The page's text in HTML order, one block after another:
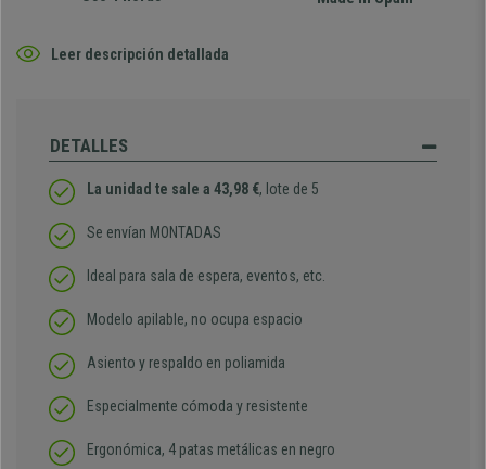
Leer descripción detallada
DETALLES
La unidad te sale a 43,98 €, lote de 5
Se envían MONTADAS
Ideal para sala de espera, eventos, etc.
Modelo apilable, no ocupa espacio
Asiento y respaldo en poliamida
Especialmente cómoda y resistente
Ergonómica, 4 patas metálicas en negro